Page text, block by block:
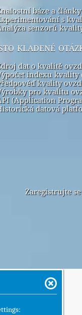
báze a
s
senzorů
kladené
dat o kvalitě
indexu kvality
kvality
pro kvalitu
(Application
datová
Zaregistrujte